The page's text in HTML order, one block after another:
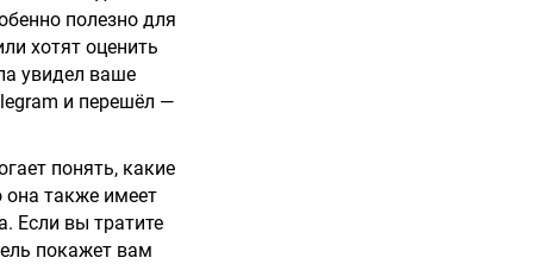
полезно для
хотят оценить
увидел ваше
и перешёл —
понять, какие
она также имеет
Если вы тратите
покажет вам